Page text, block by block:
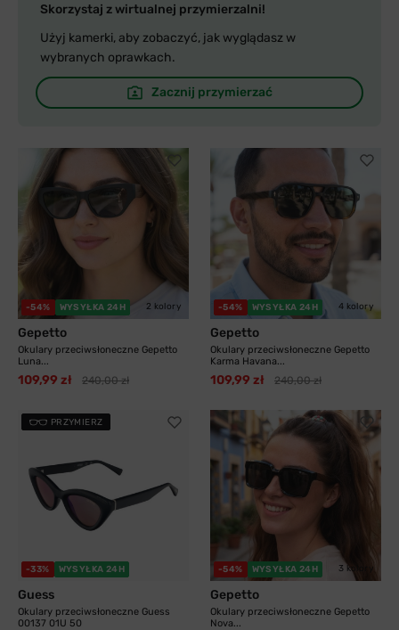
Skorzystaj z wirtualnej przymierzalni!
Użyj kamerki, aby zobaczyć, jak wyglądasz w
wybranych oprawkach.
Zacznij przymierzać
-54% WYSYŁKA 24H 2 kolory
Gepetto
Okulary przeciwsłoneczne Gepetto
Luna...
109,99 zł 240,00 zł
-54% WYSYŁKA 24H 4 kolory
Gepetto
Okulary przeciwsłoneczne Gepetto
Karma Havana...
109,99 zł 240,00 zł
PRZYMIERZ
-33% WYSYŁKA 24H
Guess
Okulary przeciwsłoneczne Guess
00137 01U 50
-54% WYSYŁKA 24H 3 kolory
Gepetto
Okulary przeciwsłoneczne Gepetto
Nova...